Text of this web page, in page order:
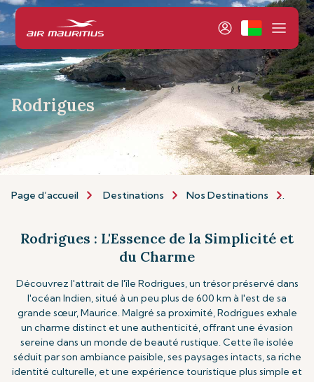
Rodrigues
Page d’accueil Destinations Nos Destinations
Rodrigues : L'Essence de la Simplicité et
du Charme
Découvrez l'attrait de l'île Rodrigues, un trésor préservé dans
l'océan Indien, situé à un peu plus de 600 km à l'est de sa
grande sœur, Maurice. Malgré sa proximité, Rodrigues exhale
un charme distinct et une authenticité, offrant une évasion
sereine dans un monde de beauté rustique. Cette île isolée
séduit par son ambiance paisible, ses paysages intacts, sa riche
identité culturelle, et une expérience touristique plus simple et